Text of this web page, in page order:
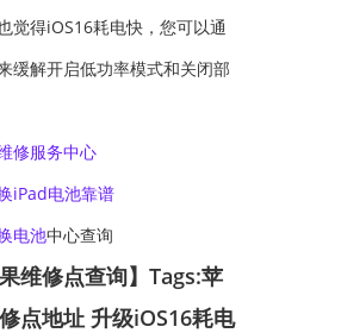
觉得iOS16耗电快，您可以通
缓解开启低功率模式和关闭部
修服务中心
iPad电池靠谱
电池中心查询
维修点查询】Tags:苹
点地址 升级iOS16耗电